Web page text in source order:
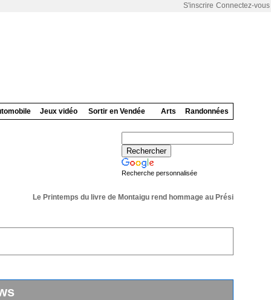
Connectez-vous
S'inscrire
Jeux vidéo Sortir en Vendée Arts Randonnées
Recherche personnalisée
Le Printemps du livre de Montaigu rend hommage au Président de sa 36